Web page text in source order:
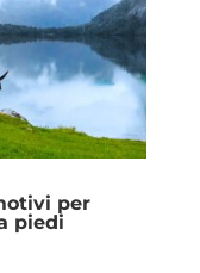
per
piedi